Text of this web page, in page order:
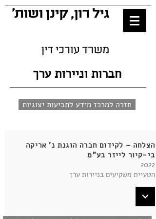
חברות וניירות ערך
חזרה למרכז מידע לתביעות יצוגיות
הצלחה – לקידום חברה הוגנת נ' אריקה
בי-קיור לייזר בע"מ
הטעיית משקיעים בניירות ערך
2022